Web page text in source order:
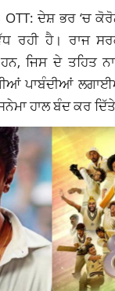
ਦੇਸ਼ ਭਰ ‘ਚ
ਰਹੀ ਹੈ। ਰਾਜ
ਜਿਸ ਦੇ ਤਹਿਤ
ਪਾਬੰਦੀਆਂ
ਹਾਲ ਬੰਦ ਕਰ